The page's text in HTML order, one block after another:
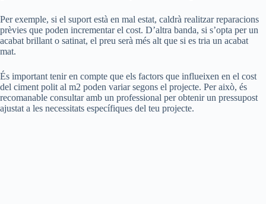
Per exemple, si el suport està en mal estat, caldrà realitzar reparacions
prèvies que poden incrementar el cost. D’altra banda, si s’opta per un
acabat brillant o satinat, el preu serà més alt que si es tria un acabat
mat.
És important tenir en compte que els factors que influeixen en el cost
del ciment polit al m2 poden variar segons el projecte. Per això, és
recomanable consultar amb un professional per obtenir un pressupost
ajustat a les necessitats específiques del teu projecte.